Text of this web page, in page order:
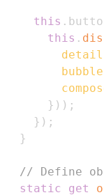
this .
this .
detail
} ) ) ;
} ) ;
}
// Define
static
get